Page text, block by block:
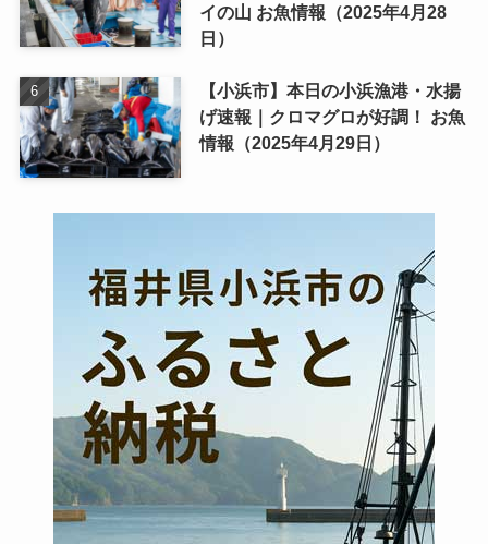
イの山 お魚情報（2025年4月28
日）
【小浜市】本日の小浜漁港・水揚
げ速報｜クロマグロが好調！ お魚
情報（2025年4月29日）